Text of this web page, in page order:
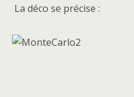
La déco se précise :